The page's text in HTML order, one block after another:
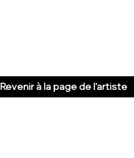
Revenir à la page de l'artiste